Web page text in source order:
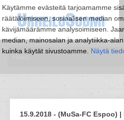
Käytämme evästeitä tarjoamamme
räätälöimiseen, sosiaalisen median
kävijämäärämme analysoimiseen.
median, mainosalan ja analytiikka-
kuinka käytät sivustoamme. Näytä
15.9.2018 - (MuSa-FC Espoo)